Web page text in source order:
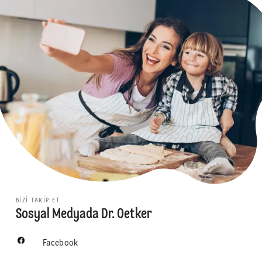
BIZI TAKIP ET
Sosyal Medyada Dr. Oetker
Facebook